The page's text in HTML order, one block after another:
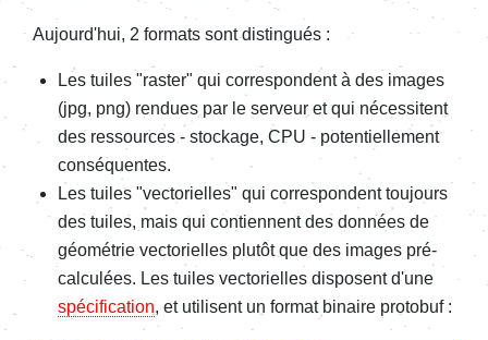
Aujourd'hui, 2 formats sont distingués :
Les tuiles "raster" qui correspondent à des images
(jpg, png) rendues par le serveur et qui nécessitent
des ressources - stockage, CPU - potentiellement
conséquentes.
Les tuiles "vectorielles" qui correspondent toujours
des tuiles, mais qui contiennent des données de
géométrie vectorielles plutôt que des images pré-
calculées. Les tuiles vectorielles disposent d'une
spécification, et utilisent un format binaire protobuf :